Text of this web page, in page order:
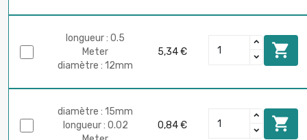
longueur : 0.5
Meter
diamètre : 12mm
5,34 € 
diamètre : 15mm
longueur : 0.02
0,84 € 